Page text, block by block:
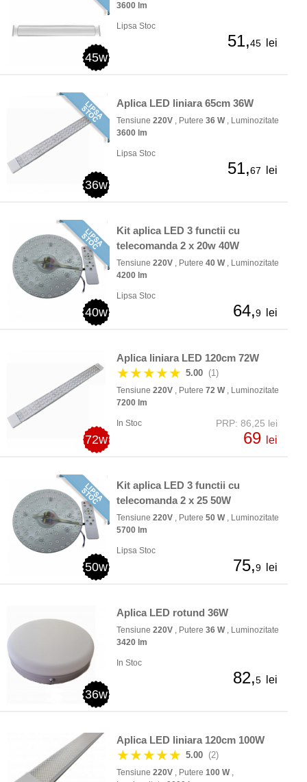
45w
3600 lm
Lipsa Stoc
51,45 lei
36w
Aplica LED liniara 65cm 36W
Tensiune 220V , Putere 36 W, Luminozitate
3600 lm
Lipsa Stoc
51,67 lei
40w
Kit aplica LED 3 functii cu
telecomanda 2 x 20w 40W
Tensiune 220V , Putere 40 W, Luminozitate
4200 lm
Lipsa Stoc
64,9 lei
72w
Aplica liniara LED 120cm 72W
★★★★★ 5.00 (1)
Tensiune 220V , Putere 72 W, Luminozitate
7200 lm
In Stoc PRP: 86,25 lei
69 lei
50w
Kit aplica LED 3 functii cu
telecomanda 2 x 25 50W
Tensiune 220V , Putere 50 W, Luminozitate
5700 lm
Lipsa Stoc
75,9 lei
36w
Aplica LED rotund 36W
Tensiune 220V , Putere 36 W, Luminozitate
3420 lm
In Stoc
82,5 lei
Aplica LED liniara 120cm 100W
★★★★★ 5.00 (2)
Tensiune 220V , Putere 100 W,